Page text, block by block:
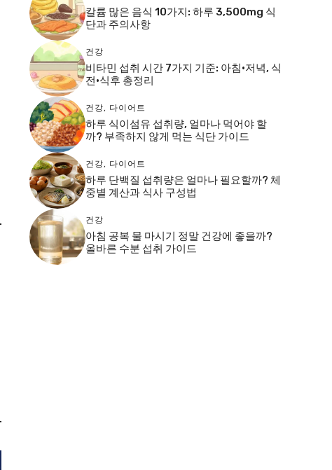
칼륨 많은 음식 10가지: 하루 3,500mg 식
단과 주의사항
건강
비타민 섭취 시간 7가지 기준: 아침·저녁, 식
전·식후 총정리
건강, 다이어트
하루 식이섬유 섭취량, 얼마나 먹어야 할
까? 부족하지 않게 먹는 식단 가이드
건강, 다이어트
하루 단백질 섭취량은 얼마나 필요할까? 체
중별 계산과 식사 구성법
건강
아침 공복 물 마시기 정말 건강에 좋을까?
올바른 수분 섭취 가이드